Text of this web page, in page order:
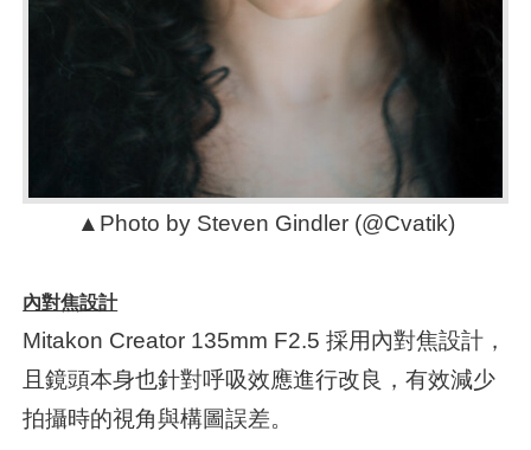
▲Photo by Steven Gindler (@Cvatik)
內對焦設計
Mitakon Creator 135mm F2.5 採用內對焦設計，
且鏡頭本身也針對呼吸效應進行改良，有效減少
拍攝時的視角與構圖誤差。